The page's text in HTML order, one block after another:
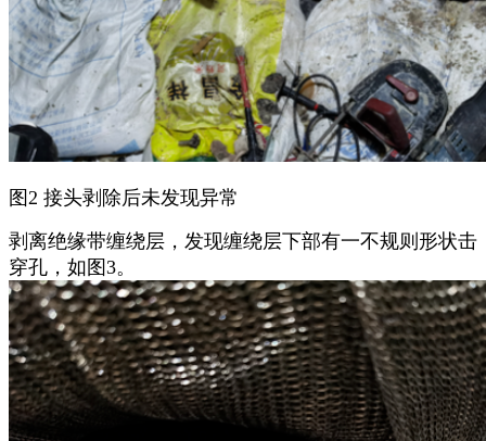
图2 接头剥除后未发现异常
剥离绝缘带缠绕层，发现缠绕层下部有一不规则形状击
穿孔，如图3。